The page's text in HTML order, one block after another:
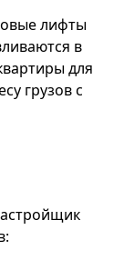
лифты
в
для
грузов с